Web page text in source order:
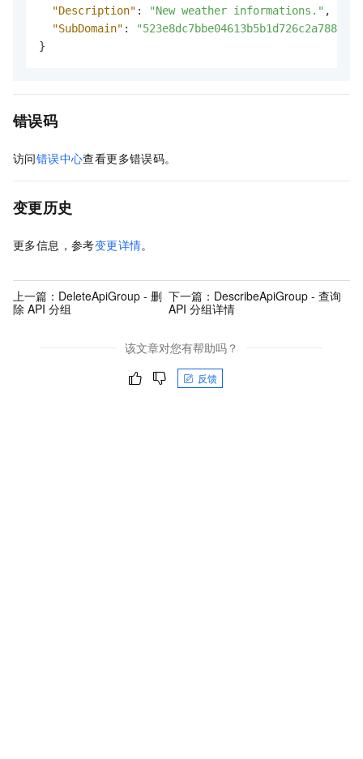
"Description" : "New weather informations." ,
"SubDomain" :
}
错误码
访问错误中心查看更多错误码。
变更历史
更多信息，参考变更详情。
上一篇： DeleteApiGroup - 删
除 API 分组
下一篇： DescribeApiGroup - 查询
API 分组详情
该文章对您有帮助吗？
反馈